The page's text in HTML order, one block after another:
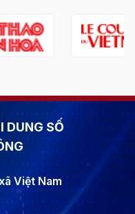
DUNG SỐ
Việt Nam